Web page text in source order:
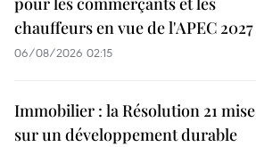
chauffeurs en vue de l'APEC 2027
06/08/2026 02:15
Immobilier : la Résolution 21 mise
sur un développement durable